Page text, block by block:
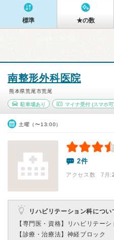
標準 ★の数
南整形外科医院
熊本県荒尾市荒尾
駐車場あり マイナ受付(スマホ可
土曜（〜13:00）
2件
アクセス数 7月:
リハビリテーション科につい
【専門医・資格】
リハビリテーシ
【診療・治療法】 神経ブロック